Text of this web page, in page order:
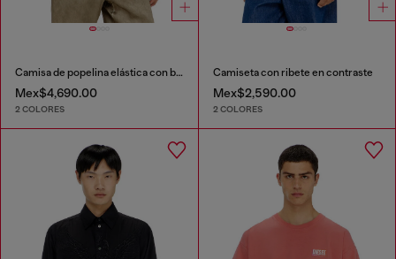
Camisa de popelina elástica con bordado Oval D
Mex$4,690.00
2 COLORES
Camiseta con ribete en contraste
Mex$2,590.00
2 COLORES